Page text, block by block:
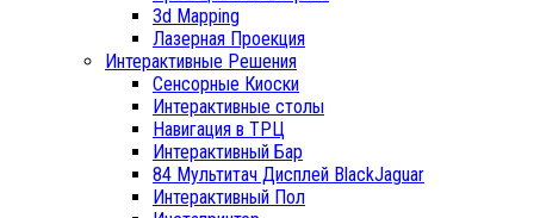
3d Mapping
Лазерная Проекция
Интерактивные Решения
Сенсорные Киоски
Интерактивные столы
Навигация в ТРЦ
Интерактивный Бар
84 Мультитач Дисплей BlackJaguar
Интерактивный Пол